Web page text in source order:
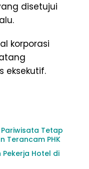
disetujui
korporasi
eksekutif.
Tetap
Terancam PHK
Pekerja Hotel di